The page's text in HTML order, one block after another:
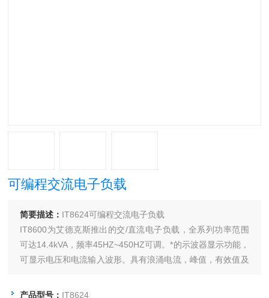
可编程交流电子负载
简要描述： IT8624可编程交流电子负载
IT8600为艾德克斯推出的交/直流电子负载，全系列功率范围
可达14.4kVA，频率45HZ~450HZ可调。*的示波器显示功能，
可显示电压和电流输入波形。具有浪涌电流，峰值，有效值及
析待测物性能。内建标准GPIB/LAN/USB通信接口，提供快速
产品型号： IT8624